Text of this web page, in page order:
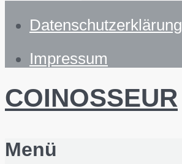
Datenschutzerklärung
Impressum
COINOSSEUR
Menü